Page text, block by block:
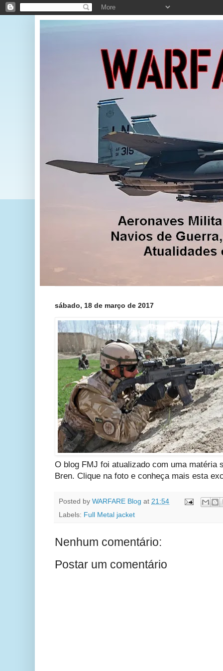
sábado, 18 de março de 2017
O blog FMJ foi atualizado com uma matéria
Bren. Clique na foto e conheça mais esta
Posted by WARFARE Blog at 21:54
Labels: Full Metal jacket
Nenhum comentário:
Postar um comentário